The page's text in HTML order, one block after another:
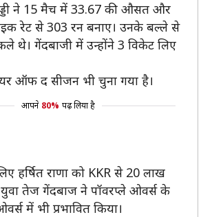
ने 15 मैच में 33.67 की औसत और
रेट से 303 रन बनाए। उनके बल्ले से
थे। गेंदबाजी में उन्होंने 3 विकेट लिए
ऑफ द सीजन भी चुना गया है।
आपने 80% पढ़ लिया है
हर्षित राणा को KKR से 20 लाख
तेज गेंदबाज ने पॉवरप्ले ओवर्स के
में भी प्रभावित किया।